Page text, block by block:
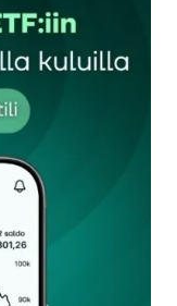
Pakolliset